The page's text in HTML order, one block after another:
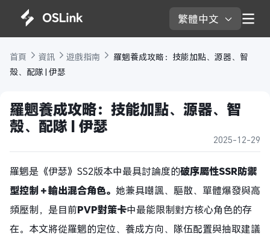
繁體中文
首頁 資訊 遊戲指南
羅魍養成攻略：技能加點、源器、智
殼、配隊 | 伊瑟
羅魍養成攻略：技能加點、源器、智
殼、配隊 | 伊瑟
2025-12-29
羅魍是《伊瑟》SS2版本中最具討論度的破序屬性SSR防禦
型控制＋輸出混合角色。 她兼具嘲諷、驅散、單體爆發與高
頻壓制，是目前PVP對策卡中最能限制對方核心角色的存
在。本文將從羅魍的定位、養成方向、隊伍配置與抽取建議